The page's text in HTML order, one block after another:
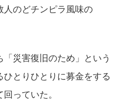
人のどチンピラ風味の
災害復旧のため」という
とりひとりに募金をする
っていた。